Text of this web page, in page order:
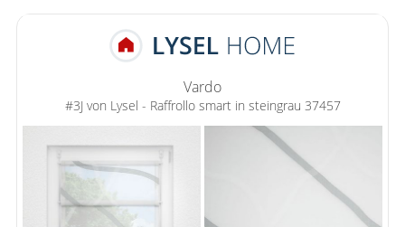
Vardo
#3J von Lysel - Raffrollo smart in steingrau 37457